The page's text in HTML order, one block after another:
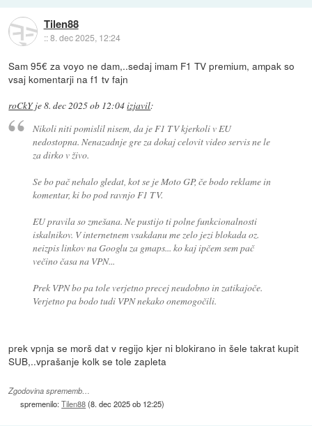
Tilen88
::8. dec 2025, 12:24
Sam 95€ za voyo ne dam,..sedaj imam F1 TV premium, ampak so
vsaj komentarji na f1 tv fajn
roCkYje8. dec 2025 ob 12:04izjavil:
Nikoli niti pomislil nisem, da je F1 TV kjerkoli v EU
nedostopna. Nenazadnje gre za dokaj celovit video servis ne le
za dirko v živo.
Se bo pač nehalo gledat, kot se je Moto GP, če bodo reklame in
komentar, ki bo pod ravnjo F1 TV.
EU pravila so zmešana. Ne pustijo ti polne funkcionalnosti
iskalnikov. V internetnem vsakdanu me zelo jezi blokada oz.
neizpis linkov na Googlu za gmaps... ko kaj ipčem sem pač
večino časa na VPN...
Prek VPN bo pa tole verjetno precej neudobno in zatikajoče.
Verjetno pa bodo tudi VPN nekako onemogočili.
prek vpnja se morš dat v regijo kjer ni blokirano in šele takrat kupit
SUB,..vprašanje kolk se tole zapleta
Zgodovina sprememb…
spremenilo:Tilen88(8. dec 2025 ob 12:25)